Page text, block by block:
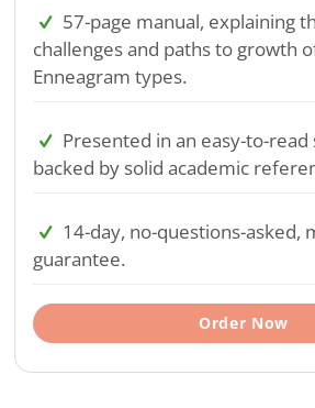
57-page manual, explaining
challenges and paths to growth
Enneagram types.
Presented in an easy-to-read
backed by solid academic
14-day, no-questions-asked,
guarantee.
Order Now